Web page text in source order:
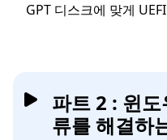
GPT 디스크에 맞게
파트 2 : 윈
류를 해결하